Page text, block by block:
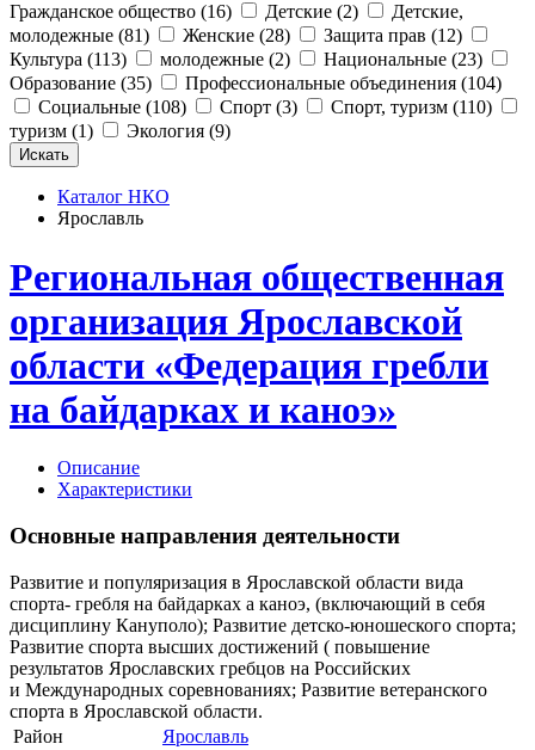
Гражданское общество (16)
Детские (2)
Детские,
молодежные (81)
Женские (28)
Защита прав (12)
Культура (113)
молодежные (2)
Национальные (23)
Образование (35)
Профессиональные объединения (104)
Социальные (108)
Спорт (3)
Спорт, туризм (110)
туризм (1)
Экология (9)
Каталог НКО
Ярославль
Региональная общественная
организация Ярославской
области «Федерация гребли
на байдарках и каноэ»
Описание
Характеристики
Основные направления деятельности
Развитие и популяризация в Ярославской области вида
спорта- гребля на байдарках а каноэ, (включающий в себя
дисциплину Кануполо); Развитие детско-юношеского спорта;
Развитие спорта высших достижений ( повышение
результатов Ярославских гребцов на Российских
и Международных соревнованиях; Развитие ветеранского
спорта в Ярославской области.
Район
Ярославль